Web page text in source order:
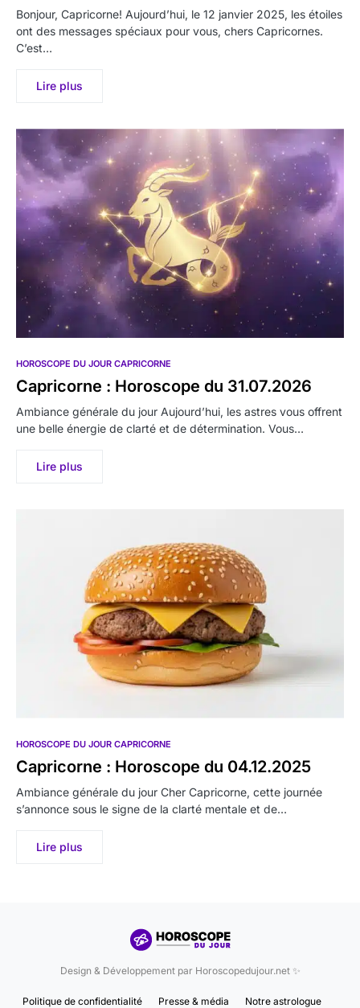
Bonjour, Capricorne! Aujourd’hui, le 12 janvier 2025, les étoiles
ont des messages spéciaux pour vous, chers Capricornes.
C’est…
Lire plus
HOROSCOPE DU JOUR CAPRICORNE
Capricorne : Horoscope du 31.07.2026
Ambiance générale du jour Aujourd’hui, les astres vous offrent
une belle énergie de clarté et de détermination. Vous…
Lire plus
HOROSCOPE DU JOUR CAPRICORNE
Capricorne : Horoscope du 04.12.2025
Ambiance générale du jour Cher Capricorne, cette journée
s’annonce sous le signe de la clarté mentale et de…
Lire plus
Design & Développement par Horoscopedujour.net ✨
Politique de confidentialité Presse & média Notre astrologue